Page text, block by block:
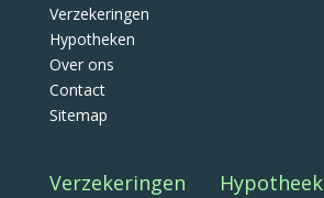
Verzekeringen
Hypotheken
Over ons
Contact
Sitemap
Verzekeringen Hypotheek